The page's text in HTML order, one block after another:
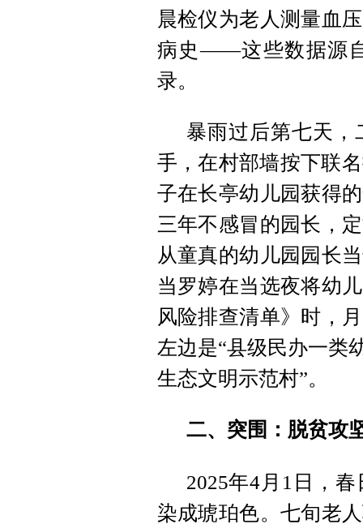
晨检仪为老人测量血
病史——这些数据源
录。
暴雨过后第七天
手，在村部墙按下联
子在长亭幼儿园获得
三年不感冒的园长，
从童真的幼儿园园长
当罗婷在当选夜将幼
风险排查清单》时，
左边是“县级民办一类
生态文明示范村”。
二、突围：脱贫攻
2025年4月1日，
染成琥珀色。七旬老